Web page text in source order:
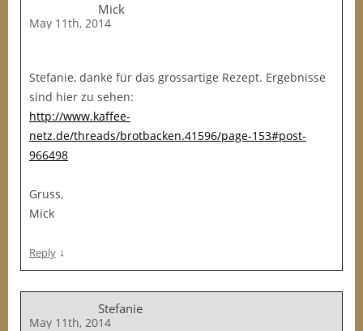
Mick
May 11th, 2014
Stefanie, danke für das grossartige Rezept. Ergebnisse
sind hier zu sehen:
http://www.kaffee-
netz.de/threads/brotbacken.41596/page-153#post-
966498
Gruss,
Mick
Reply ↓
Stefanie
May 11th, 2014